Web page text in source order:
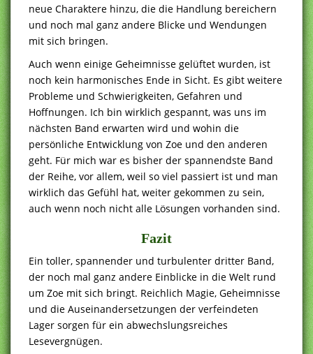
neue Charaktere hinzu, die die Handlung bereichern
und noch mal ganz andere Blicke und Wendungen
mit sich bringen.
Auch wenn einige Geheimnisse gelüftet wurden, ist
noch kein harmonisches Ende in Sicht. Es gibt weitere
Probleme und Schwierigkeiten, Gefahren und
Hoffnungen. Ich bin wirklich gespannt, was uns im
nächsten Band erwarten wird und wohin die
persönliche Entwicklung von Zoe und den anderen
geht. Für mich war es bisher der spannendste Band
der Reihe, vor allem, weil so viel passiert ist und man
wirklich das Gefühl hat, weiter gekommen zu sein,
auch wenn noch nicht alle Lösungen vorhanden sind.
Fazit
Ein toller, spannender und turbulenter dritter Band,
der noch mal ganz andere Einblicke in die Welt rund
um Zoe mit sich bringt. Reichlich Magie, Geheimnisse
und die Auseinandersetzungen der verfeindeten
Lager sorgen für ein abwechslungsreiches
Lesevergnügen.